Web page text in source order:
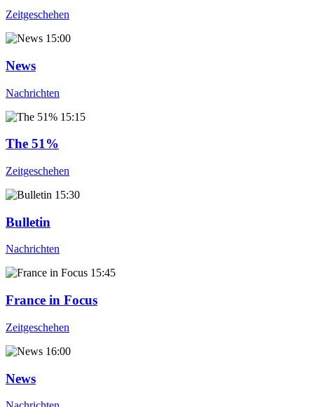
Zeitgeschehen
15:00
News
Nachrichten
15:15
The 51%
Zeitgeschehen
15:30
Bulletin
Nachrichten
15:45
France in Focus
Zeitgeschehen
16:00
News